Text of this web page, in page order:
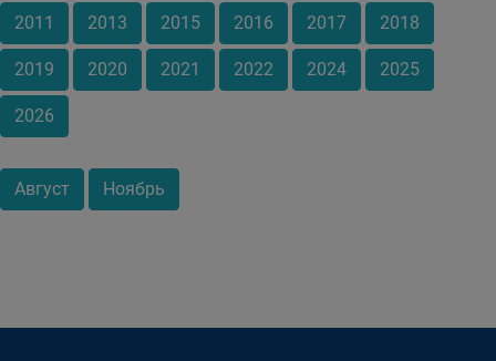
2011 2013 2015 2016 2017 2018
2019 2020 2021 2022 2024 2025
2026
Август Ноябрь